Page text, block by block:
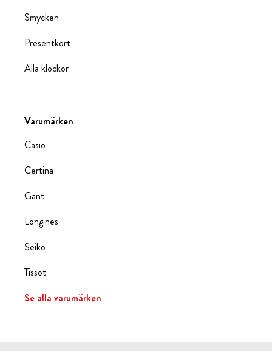
Smycken
Presentkort
Alla klockor
Varumärken
Casio
Certina
Gant
Longines
Seiko
Tissot
Se alla varumärken